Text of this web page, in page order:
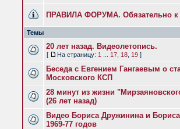
ПРАВИЛА ФОРУМА. Обязательно к
Темы
20 лет назад. Видеолетопись.
[ На страницу: 1 17 18 19 ]
Беседа с Евгением Гангаевым о
Московского КСП
28 минут из жизни
(26 лет назад)
Видео Бориса Дружинина и
1969-77 годов